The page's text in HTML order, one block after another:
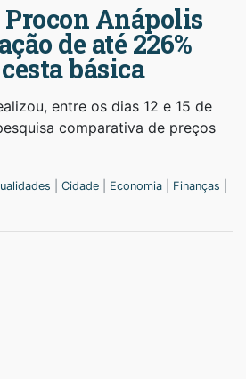
Procon Anápolis
de até 226%
básica
entre os dias 12 e 15 de
comparativa de preços
Cidade Economia Finanças